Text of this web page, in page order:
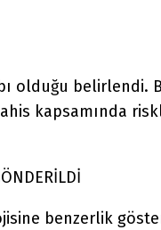
olduğu belirlendi.
kapsamında
benzerlik